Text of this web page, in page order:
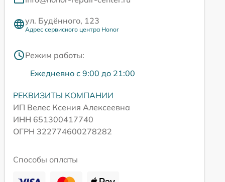
ул. Будённого, 123
Адрес сервисного центра Honor
Режим работы:
Ежедневно с 9:00 до 21:00
РЕКВИЗИТЫ КОМПАНИИ
ИП Велес Ксения Алексеевна
ИНН 651300417740
ОГРН 322774600278282
Способы оплаты